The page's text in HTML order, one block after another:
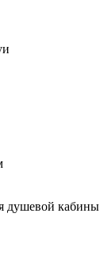
душевой кабины